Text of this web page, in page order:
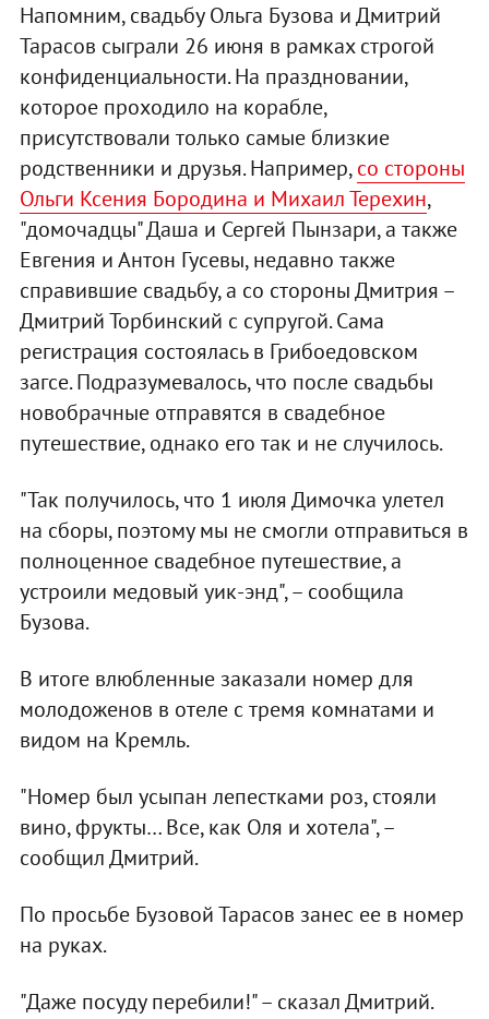
Напомним, свадьбу Ольга Бузова и Дмитрий
Тарасов сыграли 26 июня в рамках строгой
конфиденциальности. На праздновании,
которое проходило на корабле,
присутствовали только самые близкие
родственники и друзья. Например,со стороны
Ольги Ксения Бородина и Михаил Терехин,
"домочадцы" Даша и Сергей Пынзари, а также
Евгения и Антон Гусевы, недавно также
справившие свадьбу, а со стороны Дмитрия –
Дмитрий Торбинский с супругой. Сама
регистрация состоялась в Грибоедовском
загсе. Подразумевалось, что после свадьбы
новобрачные отправятся в свадебное
путешествие, однако его так и не случилось.
"Так получилось, что 1 июля Димочка улетел
на сборы, поэтому мы не смогли отправиться в
полноценное свадебное путешествие, а
устроили медовый уик-энд", – сообщила
Бузова.
В итоге влюбленные заказали номер для
молодоженов в отеле с тремя комнатами и
видом на Кремль.
"Номер был усыпан лепестками роз, стояли
вино, фрукты… Все, как Оля и хотела", –
сообщил Дмитрий.
По просьбе Бузовой Тарасов занес ее в номер
на руках.
"Даже посуду перебили!" – сказал Дмитрий.